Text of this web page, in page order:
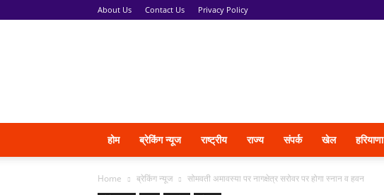
About Us Contact Us Privacy Policy
होम ब्रेकिंग न्यूज राष्ट्रीय राज्य संपर्क खेल हरियाणा
Home ब्रेकिंग न्यूज सोमवती अमावस्या पर नागक्षेत्र सरोवर पर होगा स्नान व हवन